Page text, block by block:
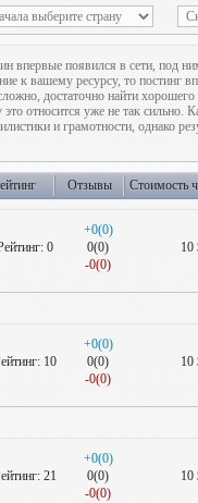
впервые появился в сети, под
к вашему ресурсу, то постинг
достаточно найти хорошего
относится уже не так сильно.
и грамотности, однако
Отзывы Стоимость
10
+0(0)
0(0)
-0(0)
0
10
+0(0)
0(0)
-0(0)
10
10
+0(0)
0(0)
-0(0)
21